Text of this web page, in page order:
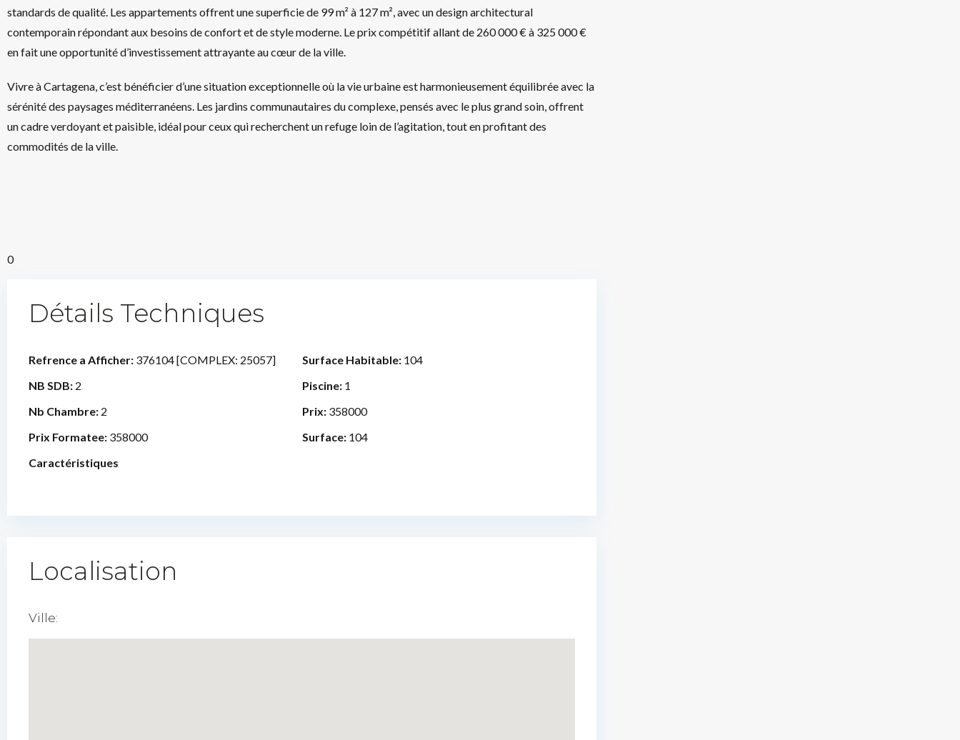
standards de qualité. Les appartements offrent une superficie de 99 m² à 127 m², avec un design architectural
contemporain répondant aux besoins de confort et de style moderne. Le prix compétitif allant de 260 000 € à 325 000 €
en fait une opportunité d’investissement attrayante au cœur de la ville.
Vivre à Cartagena, c’est bénéficier d’une situation exceptionnelle où la vie urbaine est harmonieusement équilibrée avec la
sérénité des paysages méditerranéens. Les jardins communautaires du complexe, pensés avec le plus grand soin, offrent
un cadre verdoyant et paisible, idéal pour ceux qui recherchent un refuge loin de l’agitation, tout en profitant des
commodités de la ville.
0
Détails Techniques
Refrence a Afficher: 376104 [COMPLEX: 25057] Surface Habitable: 104
NB SDB: 2 Piscine: 1
Nb Chambre: 2 Prix: 358000
Prix Formatee: 358000 Surface: 104
Caractéristiques
Localisation
Ville: